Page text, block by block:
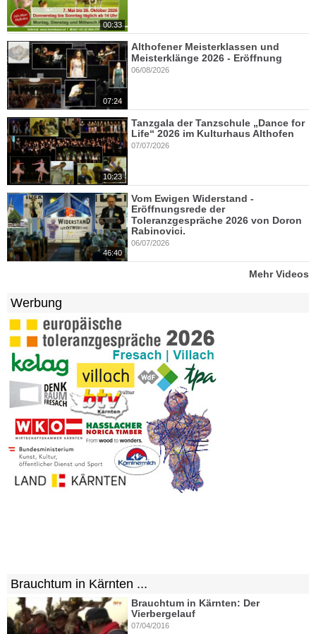
00:33
07:24
Althofener Meisterklassen und
Meisterklänge 2026 - Eröffnung
06/08/2026
10:23
Tanzgala der Tanzschule „Dance for
Life“ 2026 im Kulturhaus Althofen
07/07/2026
46:40
Vom Ewigen Widerstand -
Eröffnungsrede der
Toleranzgespräche 2026 von Doron
Rabinovici.
06/07/2026
Mehr Videos
Werbung
Brauchtum in Kärnten ...
Brauchtum in Kärnten: Der
Vierbergelauf
07/04/2016